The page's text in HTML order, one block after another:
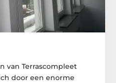
van Terrascompleet
door een enorme